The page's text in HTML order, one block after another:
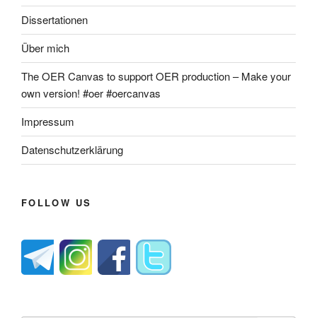
Dissertationen
Über mich
The OER Canvas to support OER production – Make your
own version! #oer #oercanvas
Impressum
Datenschutzerklärung
FOLLOW US